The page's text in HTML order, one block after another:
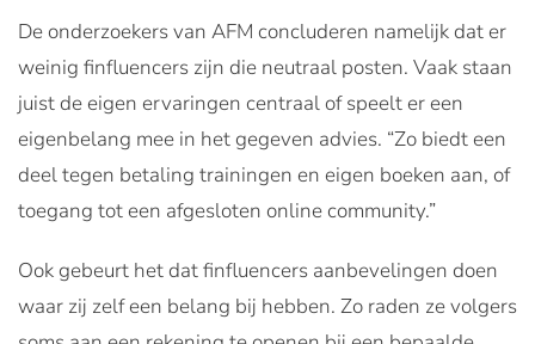
De onderzoekers van AFM concluderen namelijk dat er
weinig finfluencers zijn die neutraal posten. Vaak staan
juist de eigen ervaringen centraal of speelt er een
eigenbelang mee in het gegeven advies. “Zo biedt een
deel tegen betaling trainingen en eigen boeken aan, of
toegang tot een afgesloten online community.”
Ook gebeurt het dat finfluencers aanbevelingen doen
waar zij zelf een belang bij hebben. Zo raden ze volgers